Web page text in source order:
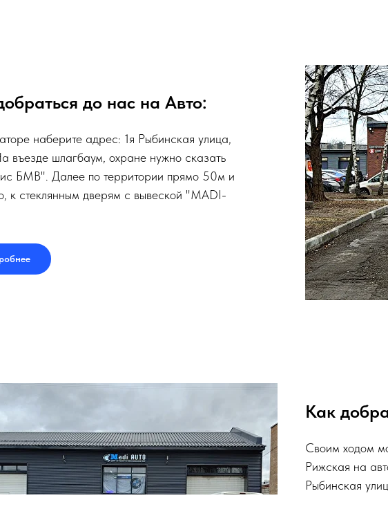
до нас на Авто:
наберите адрес: 1я Рыбинская улица,
въезде шлагбаум, охране нужно сказать
БМВ". Далее по территории прямо 50м и
к стеклянным дверям с вывеской "MADI-
Как
Своим ходом
Рижская на
Рыбинская